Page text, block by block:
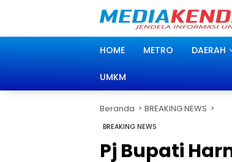
HOME METRO DAERAH
UMKM
Beranda BREAKING NEWS
BREAKING NEWS
Pj Bupati